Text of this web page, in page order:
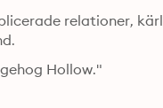
relationer,
Hollow."